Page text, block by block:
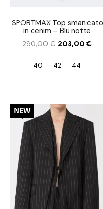
SPORTMAX Top smanicato
in denim – Blu notte
290,00€ 203,00€
40 42 44
30%
NEW